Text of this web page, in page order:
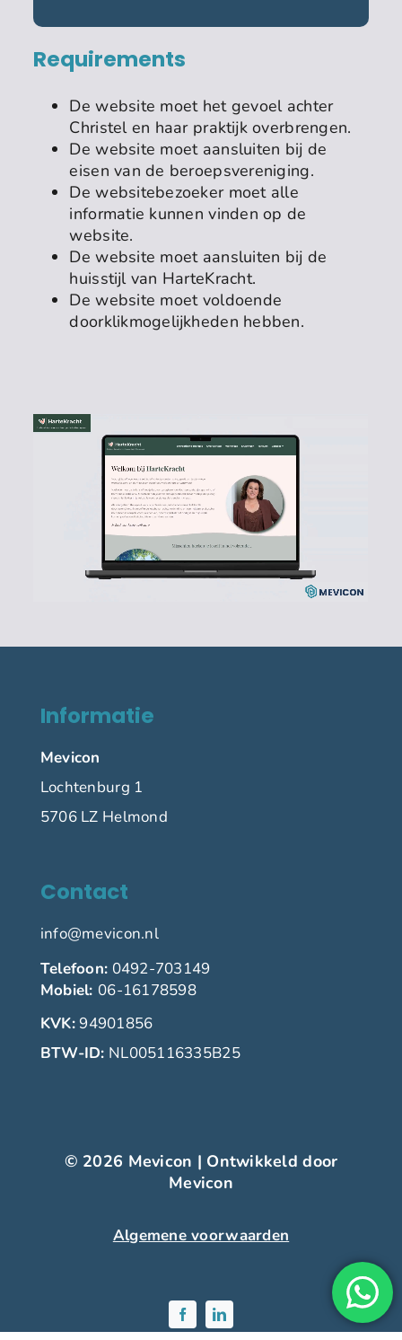
Requirements
De website moet het gevoel achter
Christel en haar praktijk overbrengen.
De website moet aansluiten bij de
eisen van de beroepsvereniging.
De websitebezoeker moet alle
informatie kunnen vinden op de
website.
De website moet aansluiten bij de
huisstijl van HarteKracht.
De website moet voldoende
doorklikmogelijkheden hebben.
Informatie
Mevicon
Lochtenburg 1
5706 LZ Helmond
Contact
info@mevicon.nl
Telefoon: 0492-703149
Mobiel: 06-16178598
KVK:94901856
BTW-ID: NL005116335B25
© 2026 Mevicon | Ontwikkeld door
Mevicon
Algemene voorwaarden